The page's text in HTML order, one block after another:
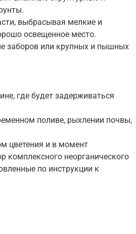
выбрасывая мелкие и
освещенное место.
заборов или крупных и пышных
где будет задерживаться
поливе, рыхлении почвы,
цветения и в момент
комплексного неорганического
по инструкции к